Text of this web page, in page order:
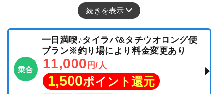
続きを表示
乗合
一日満喫♪タイラバ&タチウオロング便
プラン※釣り場により料金変更あり
11,000 円/人
1,500ポイント還元